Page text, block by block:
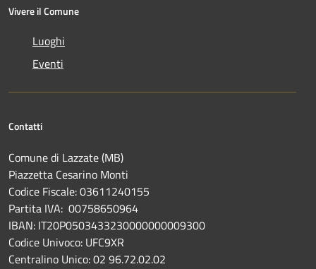
Vivere il Comune
Luoghi
Eventi
Contatti
Comune di Lazzate (MB)
Piazzetta Cesarino Monti
Codice Fiscale: 03611240155
Partita IVA: 00758650964
IBAN: IT20P0503433230000000009300
Codice Univoco: UFC9XR
Centralino Unico: 02 96.72.02.02